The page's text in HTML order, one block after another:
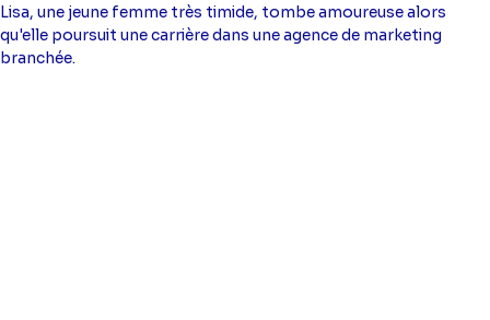
Lisa, une jeune femme très timide, tombe amoureuse alors
qu'elle poursuit une carrière dans une agence de marketing
branchée.